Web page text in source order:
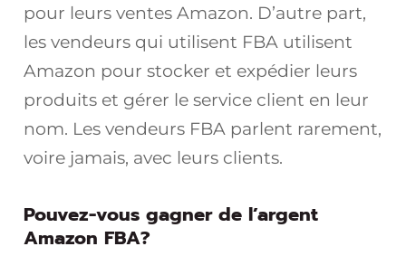
pour leurs ventes Amazon. D’autre part,
les vendeurs qui utilisent FBA utilisent
Amazon pour stocker et expédier leurs
produits et gérer le service client en leur
nom. Les vendeurs FBA parlent rarement,
voire jamais, avec leurs clients.
Pouvez-vous gagner de l’argent
Amazon FBA?